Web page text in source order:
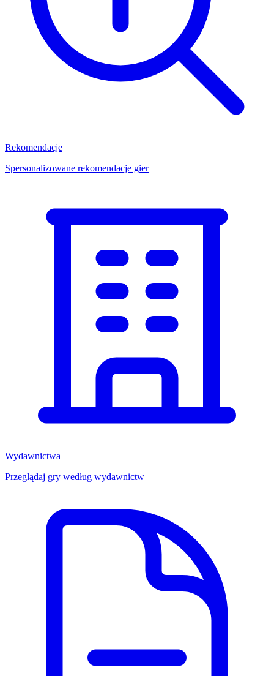
Rekomendacje
Spersonalizowane rekomendacje gier
Wydawnictwa
Przeglądaj gry według wydawnictw